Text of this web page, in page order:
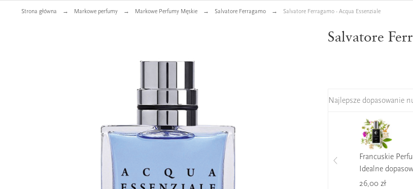
Strona główna Markowe perfumy Markowe Perfumy Męskie Salvatore Ferragamo Salvatore Ferragamo - Acqua Essenziale
Salvatore
Najlepsze dopasowanie
Francuskie
Idealne
26,00 zł